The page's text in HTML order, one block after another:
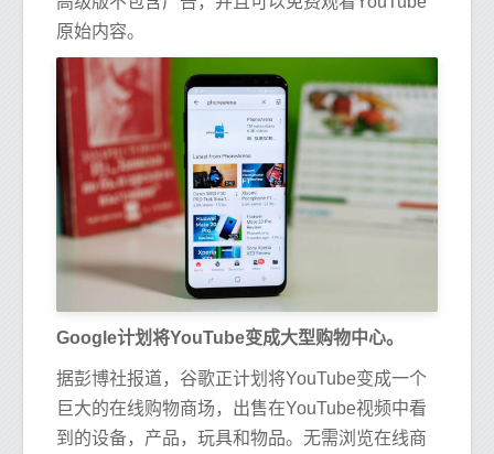
原始内容。
Google计划将YouTube变成大型购物中心。
据彭博社报道，谷歌正计划将YouTube变成一个
巨大的在线购物商场，出售在YouTube视频中看
到的设备，产品，玩具和物品。无需浏览在线商